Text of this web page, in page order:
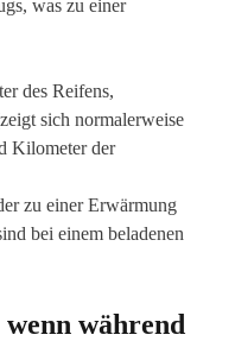
was zu einer
des Reifens,
sich normalerweise
Kilometer der
zu einer Erwärmung
bei einem beladenen
während